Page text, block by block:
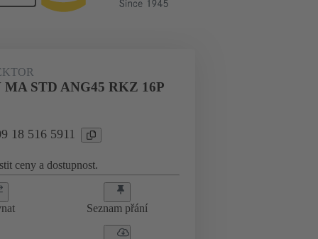
MA STD ANG45 RKZ 16P
18 516 5911
ceny a dostupnost.
Seznam přání